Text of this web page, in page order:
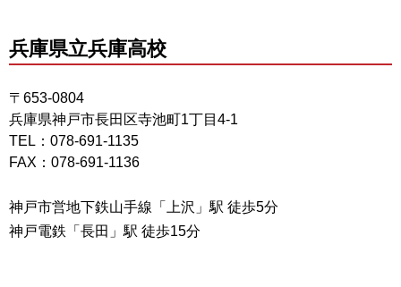
兵庫県立兵庫高校
〒653-0804
兵庫県神戸市長田区寺池町1丁目4-1
TEL：078-691-1135
FAX：078-691-1136
神戸市営地下鉄山手線「上沢」駅 徒歩5分
神戸電鉄「長田」駅 徒歩15分